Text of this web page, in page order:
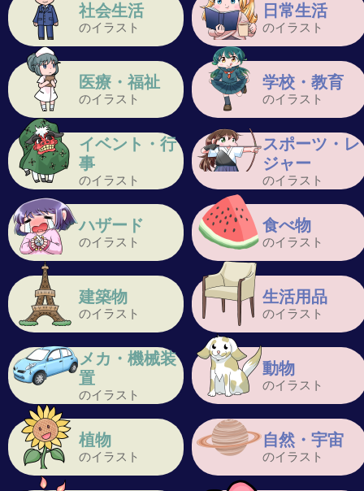
社会生活
のイラスト
日常生活
のイラスト
医療・福祉
のイラスト
学校・教育
のイラスト
イベント・行
事
のイラスト
スポーツ・レ
ジャー
のイラスト
ハザード
のイラスト
食べ物
のイラスト
建築物
のイラスト
生活用品
のイラスト
メカ・機械装
置
のイラスト
動物
のイラスト
植物
のイラスト
自然・宇宙
のイラスト